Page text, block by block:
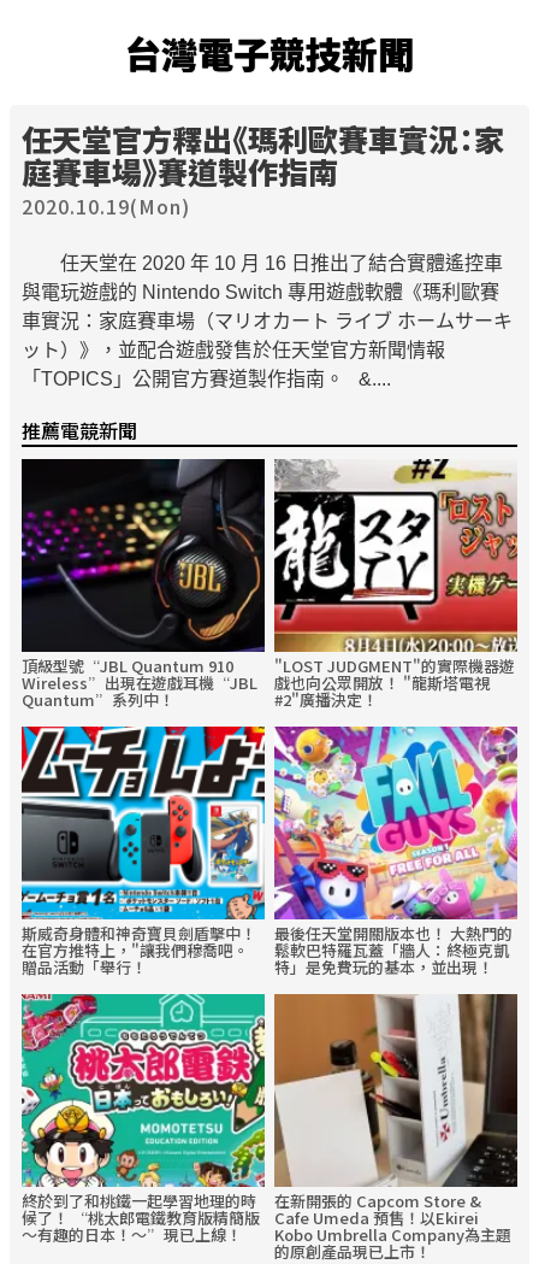
台灣電子競技新聞
任天堂官方釋出《瑪利歐賽車實況：家
庭賽車場》賽道製作指南
2020.10.19(Mon)
任天堂在 2020 年 10 月 16 日推出了結合實體遙控車
與電玩遊戲的 Nintendo Switch 專用遊戲軟體《瑪利歐賽
車實況：家庭賽車場（マリオカート ライブ ホームサーキ
ット）》，並配合遊戲發售於任天堂官方新聞情報
「TOPICS」公開官方賽道製作指南。 &....
推薦電競新聞
頂級型號“JBL Quantum 910
Wireless”出現在遊戲耳機“JBL
Quantum”系列中！
"LOST JUDGMENT"的實際機器遊
戲也向公眾開放！ "龍斯塔電視
#2"廣播決定！
斯威奇身體和神奇寶貝劍盾擊中！
在官方推特上，"讓我們穆喬吧。
贈品活動「舉行！
最後任天堂開關版本也！ 大熱門的
鬆軟巴特羅瓦蓋「牆人：終極克凱
特」是免費玩的基本，並出現！
終於到了和桃鐵一起學習地理的時
候了！ “桃太郎電鐵教育版精簡版
～有趣的日本！～”現已上線！
在新開張的 Capcom Store &
Cafe Umeda 預售！以Ekirei
Kobo Umbrella Company為主題
的原創產品現已上市！